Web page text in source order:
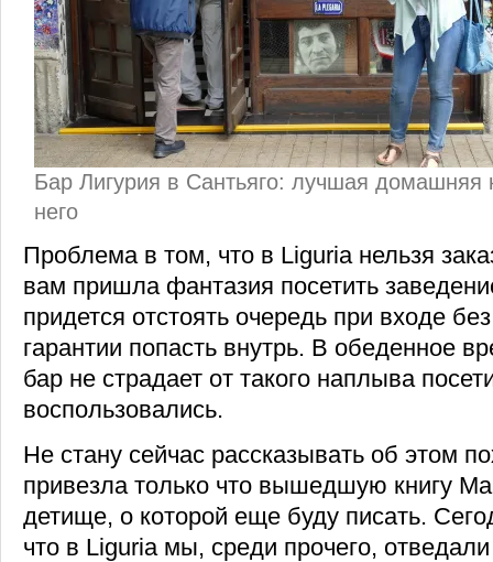
Бар Лигурия в Сантьяго: лучшая
него
Проблема в том, что в Liguria нельзя
вам пришла фантазия посетить
придется отстоять очередь при входе
гарантии попасть внутрь. В обеденное
бар не страдает от такого наплыва
воспользовались.
Не стану сейчас рассказывать об этом
привезла только что вышедшую книгу
детище, о которой еще буду писать.
что в Liguria мы, среди прочего, отведали